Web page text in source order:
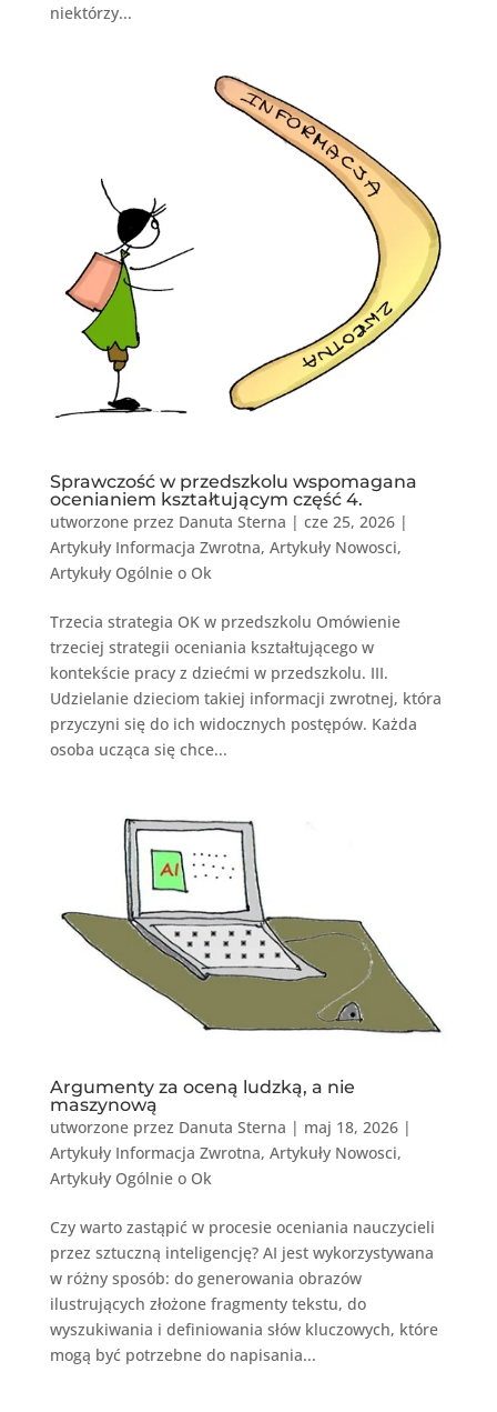
niektórzy...
Sprawczość w przedszkolu wspomagana
ocenianiem kształtującym część 4.
utworzone przez Danuta Sterna | cze 25, 2026|
Artykuły Informacja Zwrotna, Artykuły Nowosci,
Artykuły Ogólnie o Ok
Trzecia strategia OK w przedszkolu Omówienie
trzeciej strategii oceniania kształtującego w
kontekście pracy z dziećmi w przedszkolu. III.
Udzielanie dzieciom takiej informacji zwrotnej, która
przyczyni się do ich widocznych postępów. Każda
osoba ucząca się chce...
Argumenty za oceną ludzką, a nie
maszynową
utworzone przez Danuta Sterna | maj 18, 2026|
Artykuły Informacja Zwrotna, Artykuły Nowosci,
Artykuły Ogólnie o Ok
Czy warto zastąpić w procesie oceniania nauczycieli
przez sztuczną inteligencję? AI jest wykorzystywana
w różny sposób: do generowania obrazów
ilustrujących złożone fragmenty tekstu, do
wyszukiwania i definiowania słów kluczowych, które
mogą być potrzebne do napisania...